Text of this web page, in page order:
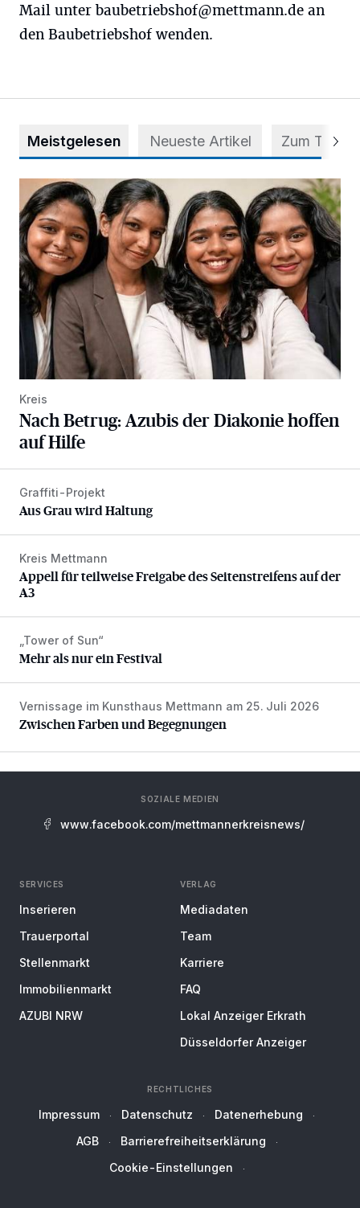
Mail unter baubetriebshof@mettmann.de an
den Baubetriebshof wenden.
Meistgelesen Neueste Artikel Zum Thema
Nach Betrug: Azubis der Diakonie hoffen auf Hilfe
Kreis
Nach Betrug: Azubis der Diakonie hoffen
auf Hilfe
Aus Grau wird Haltung
Graffiti-Projekt
Aus Grau wird Haltung
Appell für teilweise Freigabe des Seitenstreifens auf der A3
Kreis Mettmann
Appell für teilweise Freigabe des Seitenstreifens auf der
A3
Mehr als nur ein Festival
„Tower of Sun“
Mehr als nur ein Festival
Zwischen Farben und Begegnungen
Vernissage im Kunsthaus Mettmann am 25. Juli 2026
Zwischen Farben und Begegnungen
SOZIALE MEDIEN
www.facebook.com/mettmannerkreisnews/
SERVICES
Inserieren
Trauerportal
Stellenmarkt
Immobilienmarkt
AZUBI NRW
VERLAG
Mediadaten
Team
Karriere
FAQ
Lokal Anzeiger Erkrath
Düsseldorfer Anzeiger
RECHTLICHES
Impressum Datenschutz
Datenerhebung
AGB
Barrierefreiheitserklärung
Cookie-Einstellungen